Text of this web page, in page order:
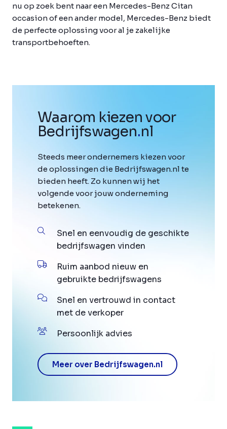
nu op zoek bent naar een Mercedes-Benz Citan
occasion of een ander model, Mercedes-Benz biedt
de perfecte oplossing voor al je zakelijke
transportbehoeften.
Waarom kiezen voor
Bedrijfswagen.nl
Steeds meer ondernemers kiezen voor
de oplossingen die Bedrijfswagen.nl te
bieden heeft. Zo kunnen wij het
volgende voor jouw onderneming
betekenen.
Snel en eenvoudig de geschikte
bedrijfswagen vinden
Ruim aanbod nieuw en
gebruikte bedrijfswagens
Snel en vertrouwd in contact
met de verkoper
Persoonlijk advies
Meer over Bedrijfswagen.nl